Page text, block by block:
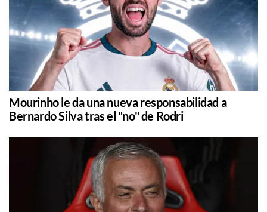
Mourinho le da una nueva responsabilidad a
Bernardo Silva tras el "no" de Rodri